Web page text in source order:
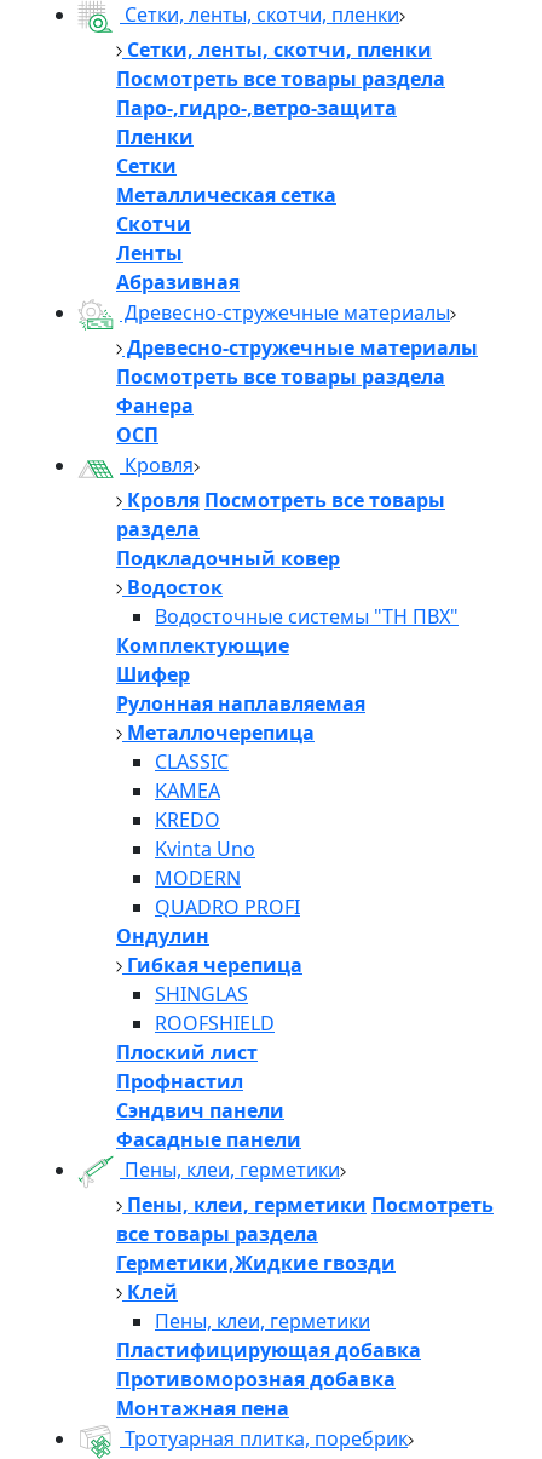
Сетки, ленты, скотчи, пленки
Сетки, ленты, скотчи, пленки
Посмотреть все товары раздела
Паро-,гидро-,ветро-защита
Пленки
Сетки
Металлическая сетка
Скотчи
Ленты
Абразивная
Древесно-стружечные материалы
Древесно-стружечные материалы
Посмотреть все товары раздела
Фанера
ОСП
Кровля
Кровля Посмотреть все товары
раздела
Подкладочный ковер
Водосток
Водосточные системы "ТН ПВХ"
Комплектующие
Шифер
Рулонная наплавляемая
Металлочерепица
CLASSIC
KAMEA
KREDO
Kvinta Uno
MODERN
QUADRO PROFI
Ондулин
Гибкая черепица
SHINGLAS
ROOFSHIELD
Плоский лист
Профнастил
Сэндвич панели
Фасадные панели
Пены, клеи, герметики
Пены, клеи, герметики Посмотреть
все товары раздела
Герметики,Жидкие гвозди
Клей
Пены, клеи, герметики
Пластифицирующая добавка
Противоморозная добавка
Монтажная пена
Тротуарная плитка, поребрик